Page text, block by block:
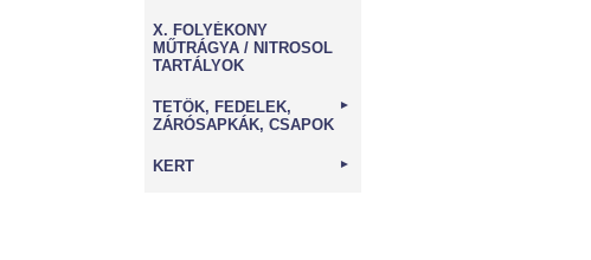
X. FOLYÉKONY
MŰTRÁGYA / NITROSOL
TARTÁLYOK
TETŐK, FEDELEK,
ZÁRÓSAPKÁK, CSAPOK
►
KERT ►